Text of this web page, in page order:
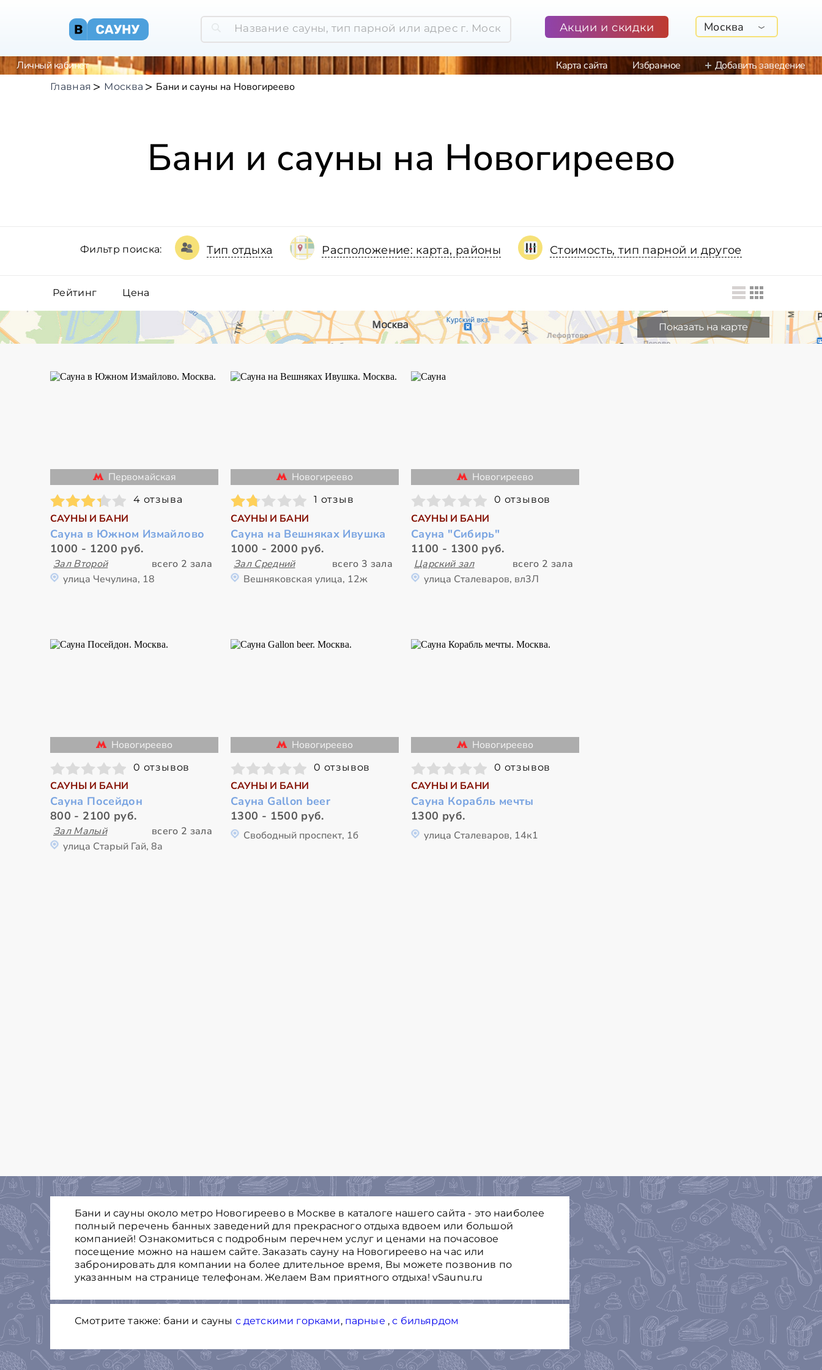
Акции и скидки Москва
Личный кабинет Карта сайта Избранное Добавить заведение
Главная Москва Бани и сауны на Новогиреево
Бани и сауны на Новогиреево
Фильтр поиска: Тип отдыха Расположение: карта, районы Стоимость, тип парной и другое
Рейтинг Цена
Показать на карте
Первомайская
4 отзыва
САУНЫ И БАНИ
Сауна в Южном Измайлово
1000 - 1200 руб.
Зал Второй
всего 2 зала
улица Чечулина, 18
Новогиреево
1 отзыв
САУНЫ И БАНИ
Сауна на Вешняках Ивушка
1000 - 2000 руб.
Зал Средний
всего 3 зала
Вешняковская улица, 12ж
Новогиреево
0 отзывов
САУНЫ И БАНИ
Сауна "Сибирь"
1100 - 1300 руб.
Царский зал
всего 2 зала
улица Сталеваров, вл3Л
Новогиреево
0 отзывов
САУНЫ И БАНИ
Сауна Посейдон
800 - 2100 руб.
Зал Малый
всего 2 зала
улица Старый Гай, 8а
Новогиреево
0 отзывов
САУНЫ И БАНИ
Сауна Gallon beer
1300 - 1500 руб.
Свободный проспект, 1б
Новогиреево
0 отзывов
САУНЫ И БАНИ
Сауна Корабль мечты
1300 руб.
улица Сталеваров, 14к1
Бани и сауны около метро Новогиреево в Москве в каталоге нашего сайта - это наиболее
полный перечень банных заведений для прекрасного отдыха вдвоем или большой
компанией! Ознакомиться с подробным перечнем услуг и ценами на почасовое
посещение можно на нашем сайте. Заказать сауну на Новогиреево на час или
забронировать для компании на более длительное время, Вы можете позвонив по
указанным на странице телефонам. Желаем Вам приятного отдыха! vSaunu.ru
Смотрите также: бани и сауны с детскими горками, парные ,с бильярдом